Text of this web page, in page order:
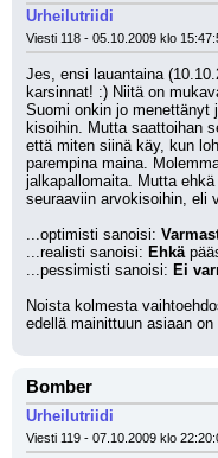
Urheilutriidi
Viesti 118 - 05.10.2009 klo
Jes, ensi lauantaina
karsinnat! :) Niitä on
Suomi onkin jo menettänyt
kisoihin. Mutta saattoihan
että miten siinä käy, kun
parempina maina.
jalkapallomaita. Mutta
seuraaviin arvokisoihin, eli
...optimisti sanoisi:
...realisti sanoisi: Ehkä
...pessimisti sanoisi: Ei
Noista kolmesta
edellä mainittuun asiaan
Bomber
Urheilutriidi
Viesti 119 - 07.10.2009 klo